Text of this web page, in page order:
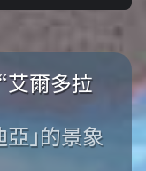
爾多拉
」的景象